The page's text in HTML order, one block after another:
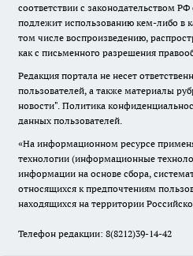
соответствии с законодательством
подлежит использованию кем-либо в
том числе воспроизведению,
как с письменного разрешения
Редакция портала не несет
пользователей, а также материалы
новости". Политика
данных пользователей.
«На информационном ресурсе
технологии (информационные
информации на основе сбора,
относящихся к предпочтениям
находящихся на территории
Телефон редакции: 8(8212)39-14-42